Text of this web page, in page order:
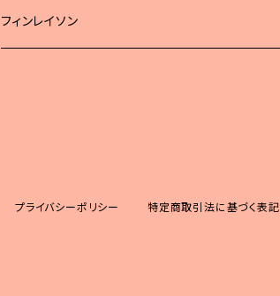
フィンレイソン
プライバシーポリシー 特定商取引法に基づく表記